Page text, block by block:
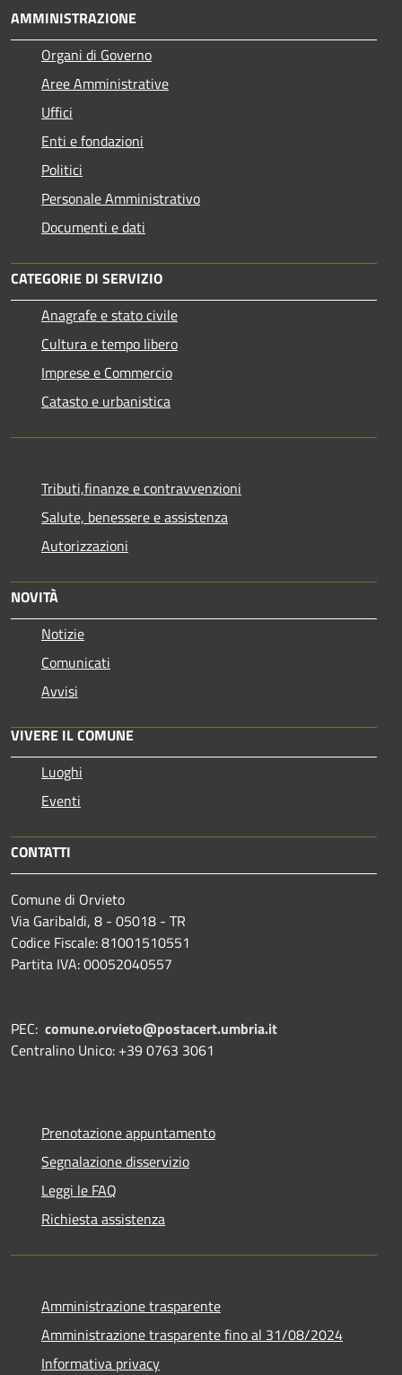
AMMINISTRAZIONE
Organi di Governo
Aree Amministrative
Uffici
Enti e fondazioni
Politici
Personale Amministrativo
Documenti e dati
CATEGORIE DI SERVIZIO
Anagrafe e stato civile
Cultura e tempo libero
Imprese e Commercio
Catasto e urbanistica
Tributi,finanze e contravvenzioni
Salute, benessere e assistenza
Autorizzazioni
NOVITÀ
Notizie
Comunicati
Avvisi
VIVERE IL COMUNE
Luoghi
Eventi
CONTATTI
Comune di Orvieto
Via Garibaldi, 8 - 05018 - TR
Codice Fiscale: 81001510551
Partita IVA: 00052040557
PEC: comune.orvieto@postacert.umbria.it
Centralino Unico: +39 0763 3061
Prenotazione appuntamento
Segnalazione disservizio
Leggi le FAQ
Richiesta assistenza
Amministrazione trasparente
Amministrazione trasparente fino al 31/08/2024
Informativa privacy